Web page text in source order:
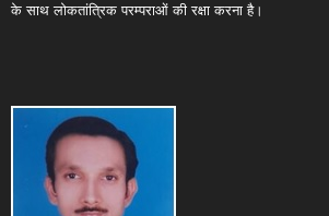
के साथ लोकतांत्रिक परम्पराओं की रक्षा करना है।